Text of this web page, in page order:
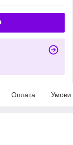
Оплата Умови